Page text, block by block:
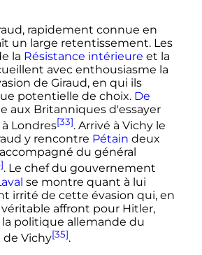
rapidement connue en
un large retentissement. Les
la Résistance intérieure et la
avec enthousiasme la
de Giraud, en qui ils
potentielle de choix. De
aux Britanniques d'essayer
Londres[33]. Arrivé à Vichy le
y rencontre Pétain deux
du général
. Le chef du gouvernement
se montre quant à lui
irrité de cette évasion qui, en
affront pour Hitler,
politique allemande du
Vichy[35].